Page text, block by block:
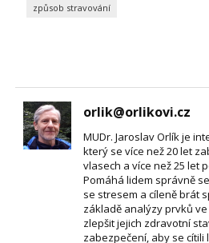
způsob stravování
orlik@orlikovi.cz
MUDr. Jaroslav Orlík je
který se více než 20 let
vlasech a více než 25 let
Pomáhá lidem správně
se stresem a cíleně brát
základě analýzy prvků
zlepšit jejich zdravotní
zabezpečení, aby se cítili